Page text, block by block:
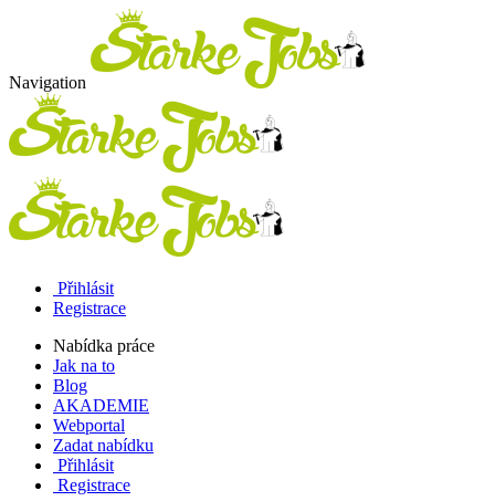
Navigation
Přihlásit
Registrace
Nabídka práce
Jak na to
Blog
AKADEMIE
Webportal
Zadat nabídku
Přihlásit
Registrace